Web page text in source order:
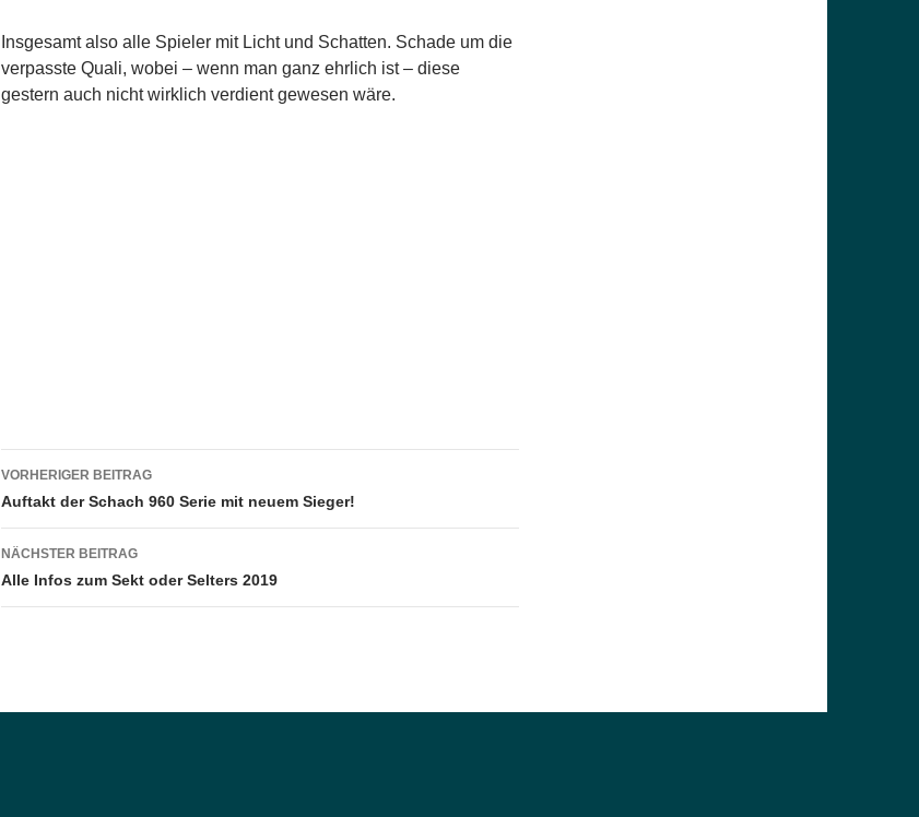
Insgesamt also alle Spieler mit Licht und Schatten. Schade um die
verpasste Quali, wobei – wenn man ganz ehrlich ist – diese
gestern auch nicht wirklich verdient gewesen wäre.
Beitragsnavigation
VORHERIGER BEITRAG
Auftakt der Schach 960 Serie mit neuem Sieger!
NÄCHSTER BEITRAG
Alle Infos zum Sekt oder Selters 2019